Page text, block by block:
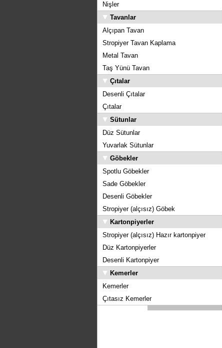
Nişler
Tavanlar
Alçıpan Tavan
Stropiyer Tavan Kaplama
Metal Tavan
Taş Yünü Tavan
Çıtalar
Desenli Çıtalar
Çıtalar
Sütunlar
Düz Sütunlar
Yuvarlak Sütunlar
Göbekler
Spotlu Göbekler
Sade Göbekler
Desenli Göbekler
Stropiyer (alçısız) Göbek
Kartonpiyerler
Stropiyer (alçısız) Hazır kartonpiyer
Düz Kartonpiyerler
Desenli Kartonpiyer
Kemerler
Kemerler
Çıtasız Kemerler